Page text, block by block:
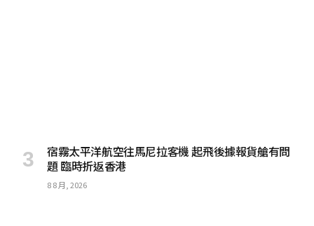
宿霧太平洋航空往馬尼拉客機 起飛後據報貨艙有問
題 臨時折返香港
8 8 月, 2026